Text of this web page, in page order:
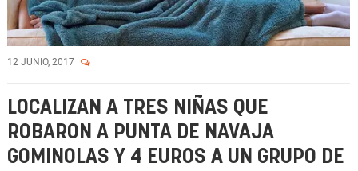
12 JUNIO, 2017
LOCALIZAN A TRES NIÑAS QUE
ROBARON A PUNTA DE NAVAJA
GOMINOLAS Y 4 EUROS A UN GRUPO DE